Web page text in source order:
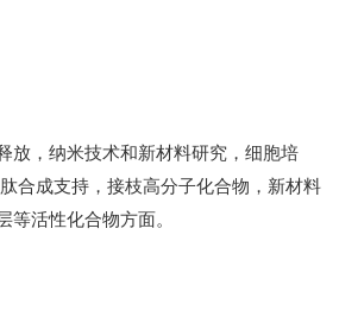
放，纳米技术和新材料研究，细胞培
合成支持，接枝高分子化合物，新材料
等活性化合物方面。